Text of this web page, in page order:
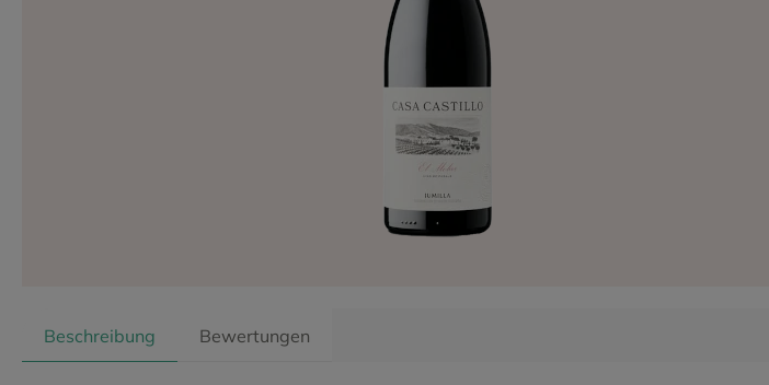
Valencia
Vino de Pago
Izkiriot Handi
Listan Negro
Macabeo
Mazuelo
Pedral
Beschreibung Bewertungen